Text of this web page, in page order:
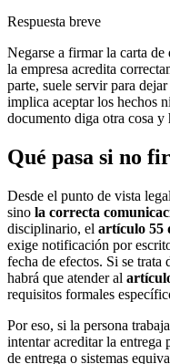
Respuesta breve
Negarse a firmar la carta
la empresa acredita
parte, suele servir para
implica aceptar los hechos
documento diga otra cosa
Qué pasa si no
Desde el punto de vista
sino la correcta
disciplinario, el artículo 55
exige notificación por
fecha de efectos. Si se trata
habrá que atender al
requisitos formales
Por eso, si la persona
intentar acreditar la entrega
de entrega o sistemas